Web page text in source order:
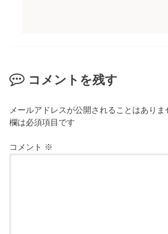
コメントを残す
メールアドレスが公開されることはありま
欄は必須項目です
コメント ※